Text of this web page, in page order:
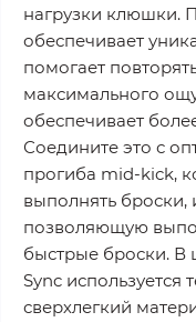
нагрузки клюшки.
обеспечивает
помогает
максимального
обеспечивает
Соедините это с
прогиба mid-kick,
выполнять
позволяющую
быстрые броски.
Sync используется
сверхлегкий